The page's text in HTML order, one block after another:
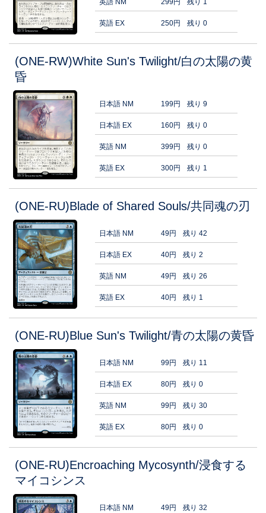
英語 NM 299円 残り 1
英語 EX 250円 残り 0
(ONE-RW)White Sun's Twilight/白の太陽の黄
昏
日本語 NM 199円 残り 9
日本語 EX 160円 残り 0
英語 NM 399円 残り 0
英語 EX 300円 残り 1
(ONE-RU)Blade of Shared Souls/共同魂の刃
日本語 NM 49円 残り 42
日本語 EX 40円 残り 2
英語 NM 49円 残り 26
英語 EX 40円 残り 1
(ONE-RU)Blue Sun's Twilight/青の太陽の黄昏
日本語 NM 99円 残り 11
日本語 EX 80円 残り 0
英語 NM 99円 残り 30
英語 EX 80円 残り 0
(ONE-RU)Encroaching Mycosynth/浸食する
マイコシンス
日本語 NM 49円 残り 32